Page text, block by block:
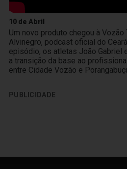
10 de Abril
Um novo produto chegou à Vozão
Alvinegro, podcast oficial do
episódio, os atletas João Gabriel
a transição da base ao
entre Cidade Vozão e
PUBLICIDADE